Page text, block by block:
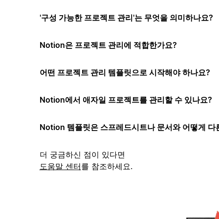
'구성 가능한 프로젝트 관리'는 무엇을 의미하나요?
Notion은 프로젝트 관리에 적합한가요?
어떤 프로젝트 관리 템플릿으로 시작해야 하나요?
Notion에서 애자일 프로젝트를 관리할 수 있나요?
Notion 템플릿은 스프레드시트나 문서와 어떻게 다
더 궁금하신 점이 있다면
도움말 센터를 참조하세요.